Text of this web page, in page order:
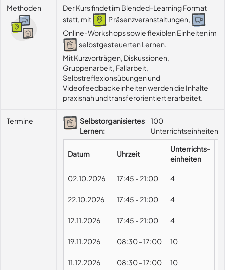
Methoden
Der Kurs findet im Blended-Learning Format
statt, mit
Präsenzveranstaltungen,
Online-Workshops sowie flexiblen Einheiten im
selbstgesteuerten Lernen.
Mit Kurzvorträgen, Diskussionen,
Gruppenarbeit, Fallarbeit,
Selbstreflexionsübungen und
Videofeedbackeinheiten werden die Inhalte
praxisnah und transferorientiert erarbeitet.
Termine
Selbstorganisiertes
Lernen:
100
Unterrichtseinheiten
Datum Uhrzeit
Unterrichts-
einheiten
02.10.2026 17:45 - 21:00 4
22.10.2026 17:45 - 21:00 4
12.11.2026 17:45 - 21:00 4
19.11.2026 08:30-17:00 10
11.12.2026 08:30-17:00 10